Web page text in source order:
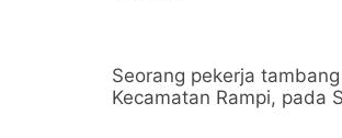
Seorang pekerja
Kecamatan Rampi, pada